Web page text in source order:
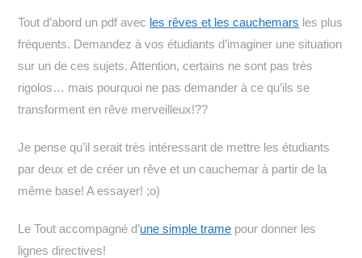
Tout d’abord un pdf avec les rêves et les cauchemars les plus
fréquents. Demandez à vos étudiants d’imaginer une situation
sur un de ces sujets. Attention, certains ne sont pas très
rigolos… mais pourquoi ne pas demander à ce qu’ils se
transforment en rêve merveilleux!??
Je pense qu’il serait très intéressant de mettre les étudiants
par deux et de créer un rêve et un cauchemar à partir de la
même base! A essayer! ;o)
Le Tout accompagné d’une simple trame pour donner les
lignes directives!